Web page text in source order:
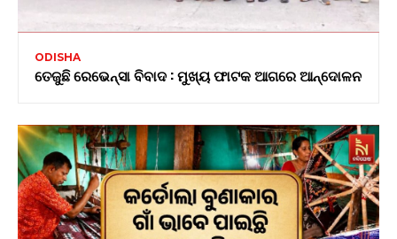
ODISHA
ତେଜୁଛି ରେଭେନ୍ସା ବିବାଦ : ମୁଖ୍ୟ ଫାଟକ ଆଗରେ ଆନ୍ଦୋଳନ